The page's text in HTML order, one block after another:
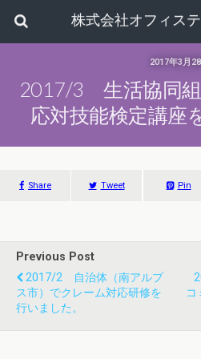
株式会社オフィス
2017年3月
2017/3 生活協同
応対技能検定講座
Share Tweet Pin
Previous Post
2017/2 自治体（南アルプ
ス市）でクレーム対応研修を
行いました。
コ